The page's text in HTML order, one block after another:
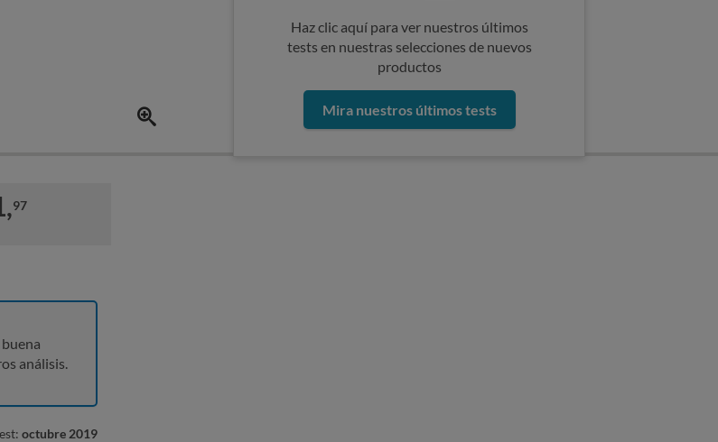
Haz clic aquí para ver nuestros últimos
tests en nuestras selecciones de nuevos
productos
Mira nuestros últimos tests
97
análisis.
octubre 2019